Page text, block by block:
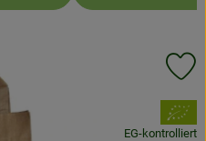
, Verband:
EG-kontrolliert